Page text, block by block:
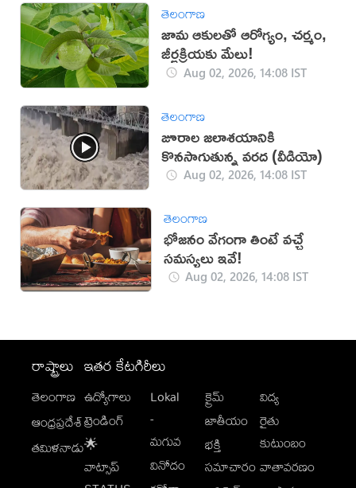
తెలంగాణ
జామ ఆకులతో ఆరోగ్యం, చర్మం,
జీర్ణక్రియకు మేలు!
Aug 02, 2026, 14:08 IST
తెలంగాణ
జూరాల జలాశయానికి
కొనసాగుతున్న వరద (వీడియో)
Aug 02, 2026, 14:08 IST
తెలంగాణ
భోజనం వేగంగా తింటే వచ్చే
సమస్యలు ఇవే!
Aug 02, 2026, 14:08 IST
రాష్ట్రాలు
తెలంగాణ
ఆంధ్రప్రదేశ్
తమిళనాడు
ఇతర కేటగిరీలు
ఉద్యోగాలు
ట్రెండింగ్
🌟
వాట్సాప్
Lokal
-
మగువ
వినోదం
క్రైమ్
జాతీయం
భక్తి
సమాచారం
విద్య
రైతు
కుటుంబం
వాతావరణం